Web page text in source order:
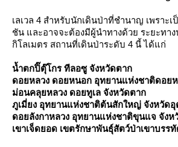
เลเวล 4 สำหรับนักเดินป่าที่ชำนาญ เพราะเ
ชัน และอาจจะต้องมีผู้นำทางด้วย ระยะทา
กิโลเมตร สถานที่เดินป่าระดับ 4 นี้ ได้แก่
น้ำตกปิ๊ตุ๊โกร ทีลอซู จังหวัดตาก
ดอยหลวง ดอยหนอก อุทยานแห่งชาติดอยห
ม่อนคลุยหลวง ดอยทูเล จังหวัดตาก
ภูเมี่ยง อุทยานแห่งชาติต้นสักใหญ่ จังหวัด
ดอยลังกาหลวง อุทยานแห่งชาติขุนแจ จัง
เขาเจ็ดยอด เขตรักษาพันธุ์สัตว์ป่าเขาบรร